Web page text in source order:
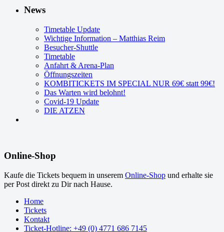
News
Timetable Update
Wichtige Information – Matthias Reim
Besucher-Shuttle
Timetable
Anfahrt & Arena-Plan
Öffnungszeiten
KOMBITICKETS IM SPECIAL NUR 69€ statt 99€!
Das Warten wird belohnt!
Covid-19 Update
DIE ATZEN
Online-Shop
Kaufe die Tickets bequem in unserem Online-Shop und erhalte sie
per Post direkt zu Dir nach Hause.
Home
Tickets
Kontakt
Ticket-Hotline: +49 (0) 4771 686 7145